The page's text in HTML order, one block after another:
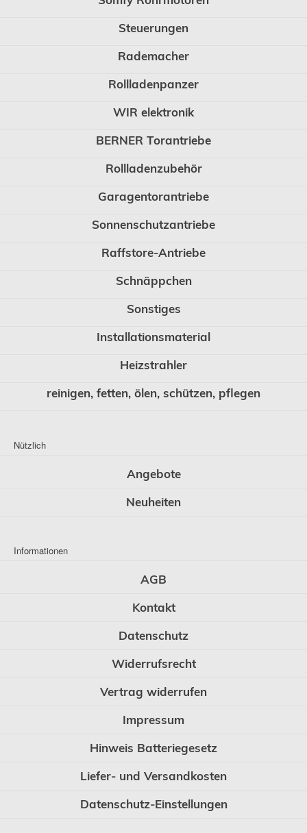
Steuerungen
Rademacher
Rollladenpanzer
WIR elektronik
BERNER Torantriebe
Rollladenzubehör
Garagentorantriebe
Sonnenschutzantriebe
Raffstore-Antriebe
Schnäppchen
Sonstiges
Installationsmaterial
Heizstrahler
reinigen, fetten, ölen, schützen, pflegen
Nützlich
Angebote
Neuheiten
Informationen
AGB
Kontakt
Datenschutz
Widerrufsrecht
Vertrag widerrufen
Impressum
Hinweis Batteriegesetz
Liefer- und Versandkosten
Datenschutz-Einstellungen